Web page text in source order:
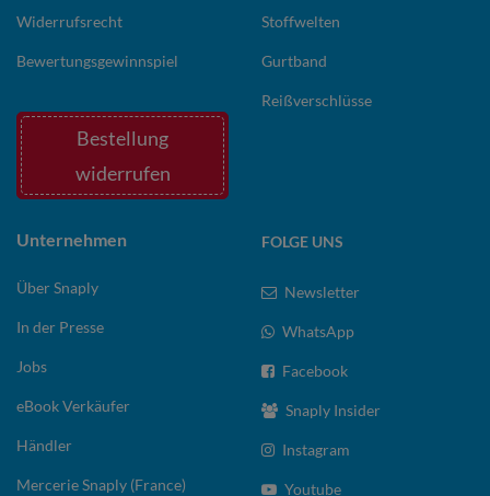
Widerrufsrecht
Bewertungsgewinnspiel
Bestellung
widerrufen
Stoffwelten
Gurtband
Reißverschlüsse
Unternehmen
Über Snaply
In der Presse
Jobs
eBook Verkäufer
Händler
Mercerie Snaply (France)
FOLGE UNS
Newsletter
WhatsApp
Facebook
Snaply Insider
Instagram
Youtube